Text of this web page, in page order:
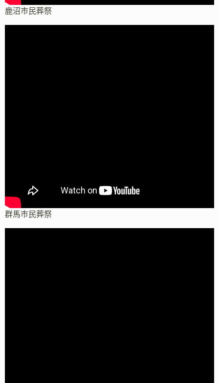
鹿沼市民葬祭
群馬市民葬祭